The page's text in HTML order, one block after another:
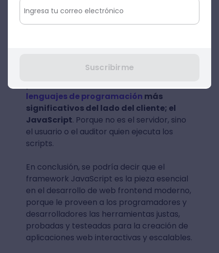
que la página no necesita recargarse, ya
que el framework en este caso, estaría
De ahí que, dentro de este framework,
podemos encontrar uno de los
lenguajes de programación más
significativos del lado del cliente; el
JavaScript. Porque no es el servidor, sino
el usuario o el auditor quien ejecuta los
scripts.
En conclusión, se podría decir que el
framework JavaScript es la pieza esencial
en el desarrollo de web frontend moderno,
porque le proveen a los programadores y
desarrolladores las herramientas justas,
probadas y testeadas para la creación de
aplicaciones web interactivas y escalables.
Suscribirme